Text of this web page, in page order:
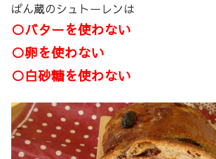
ぱん蔵のシュトーレンは
○バターを使わない
○卵を使わない
○白砂糖を使わない